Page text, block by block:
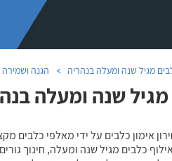
מגיל שנה ומעלה בנהריה הגנה
שנה ומעלה
אימון כלבים על ידי מאלפי כלבים
כלבים מגיל שנה ומעלה, חינוך